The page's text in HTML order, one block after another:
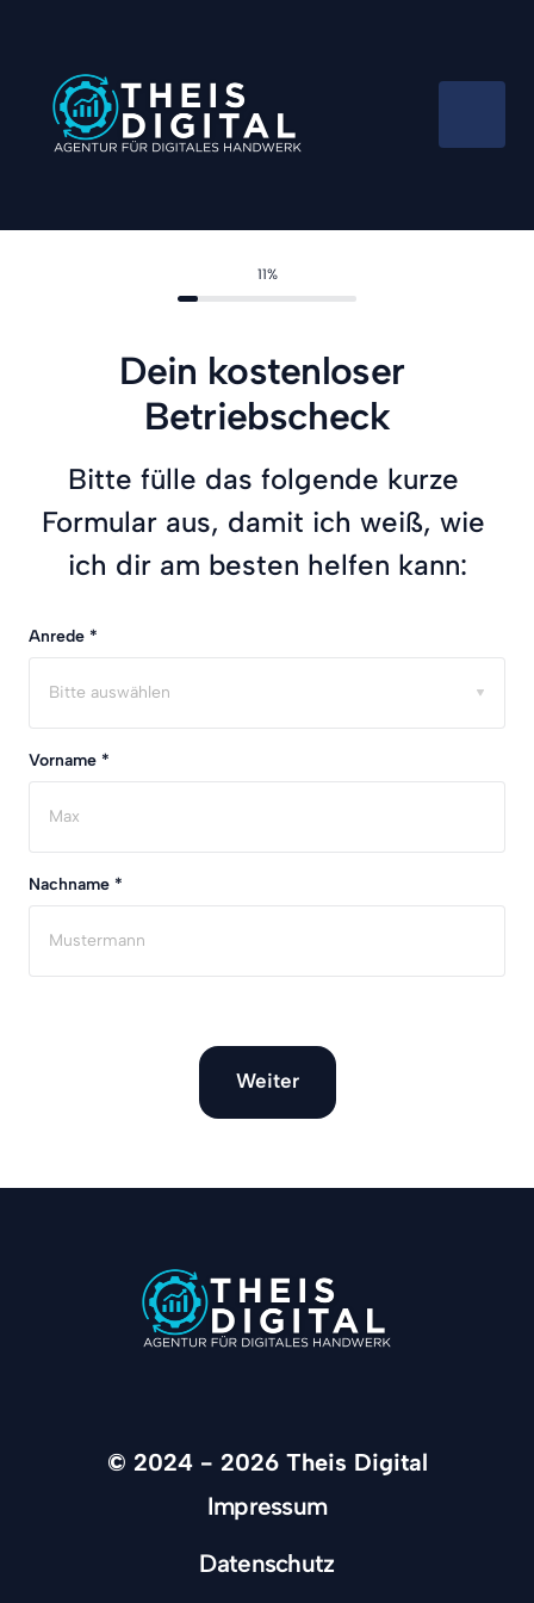
11%
Dein kostenloser
Betriebscheck
Bitte fülle das folgende kurze
Formular aus, damit ich weiß, wie
Anrede *
Bitte auswählen
Vorname *
Nachname *
Weiter
© 2024 - 2026 Theis Digital
Impressum
Datenschutz